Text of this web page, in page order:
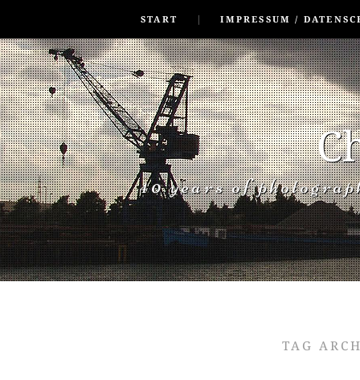
START
IMPRESSUM /
40 years of
TAG